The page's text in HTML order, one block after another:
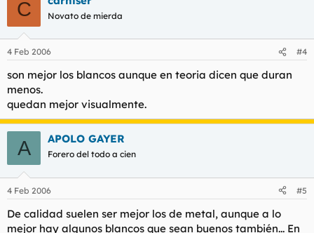
C Novato de mierda
4 Feb 2006 #4
son mejor los blancos aunque en teoria dicen que duran
menos.
quedan mejor visualmente.
A APOLO GAYER
Forero del todo a cien
4 Feb 2006 #5
De calidad suelen ser mejor los de metal, aunque a lo
mejor hay algunos blancos que sean buenos también... En